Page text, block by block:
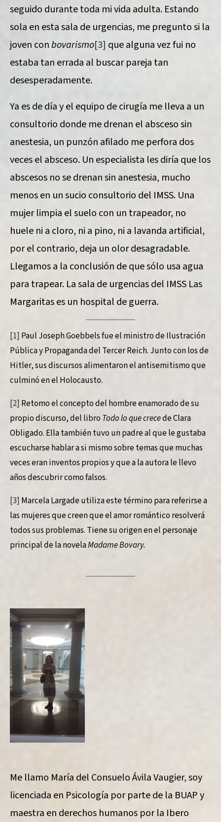
seguido durante toda mi vida adulta. Estando
sola en esta sala de urgencias, me pregunto si la
joven conbovarismo[3] que alguna vez fui no
estaba tan errada al buscar pareja tan
desesperadamente.
Ya es de día y el equipo de cirugía me lleva a un
consultorio donde me drenan el absceso sin
anestesia, un punzón afilado me perfora dos
veces el absceso. Un especialista les diría que los
abscesos no se drenan sin anestesia, mucho
menos en un sucio consultorio del IMSS. Una
mujer limpia el suelo con un trapeador, no
huele ni a cloro, ni a pino, ni a lavanda artificial,
por el contrario, deja un olor desagradable.
Llegamos a la conclusión de que sólo usa agua
para trapear. La sala de urgencias del IMSS Las
Margaritas es un hospital de guerra.
[1] Paul Joseph Goebbels fue el ministro de Ilustración
Pública y Propaganda del Tercer Reich. Junto con los de
Hitler, sus discursos alimentaron el antisemitismo que
culminó en el Holocausto.
[2] Retomo el concepto del hombre enamorado de su
propio discurso, del libro Todo lo que crecede Clara
Obligado. Ella también tuvo un padre al que le gustaba
escucharse hablar a si mismo sobre temas que muchas
veces eran inventos propios y que a la autora le llevo
años descubrir como falsos.
[3] Marcela Largade utiliza este término para referirse a
las mujeres que creen que el amor romántico resolverá
todos sus problemas. Tiene su origen en el personaje
principal de la novelaMadame Bovary.
Me llamo María del Consuelo Ávila Vaugier, soy
licenciada en Psicología por parte de la BUAP y
maestra en derechos humanos por la Ibero